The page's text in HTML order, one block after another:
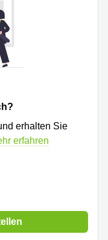
erhalten Sie
erfahren